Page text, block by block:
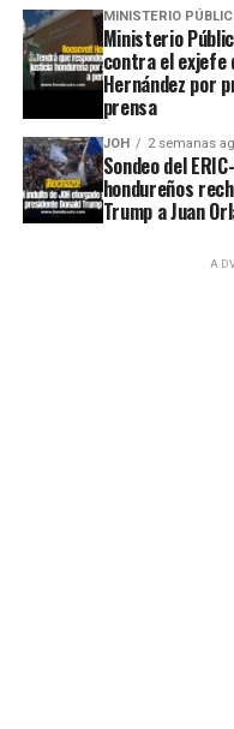
MINISTERIO
Ministerio
contra el exjefe
Hernández por
prensa
JOH 2 semanas
Sondeo del
hondureños
Trump a Juan